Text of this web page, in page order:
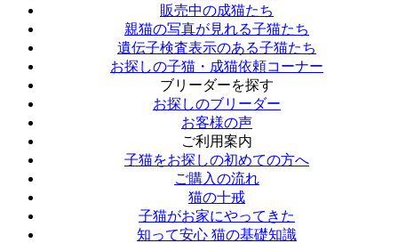
販売中の成猫たち
親猫の写真が見れる子猫たち
遺伝子検査表示のある子猫たち
お探しの子猫・成猫依頼コーナー
ブリーダーを探す
お探しのブリーダー
お客様の声
ご利用案内
子猫をお探しの初めての方へ
ご購入の流れ
猫の十戒
子猫がお家にやってきた
知って安心 猫の基礎知識